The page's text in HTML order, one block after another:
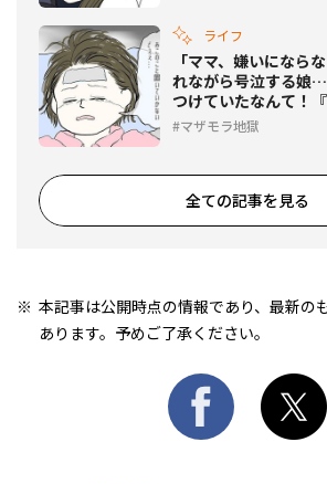
ライフ
「ママ、嫌いになら
れながら号泣する娘
つけていたなんて！
#20
マザモラ地獄
全ての記事を見る
本記事は公開時点の情報であり、最新の
あります。予めご了承ください。